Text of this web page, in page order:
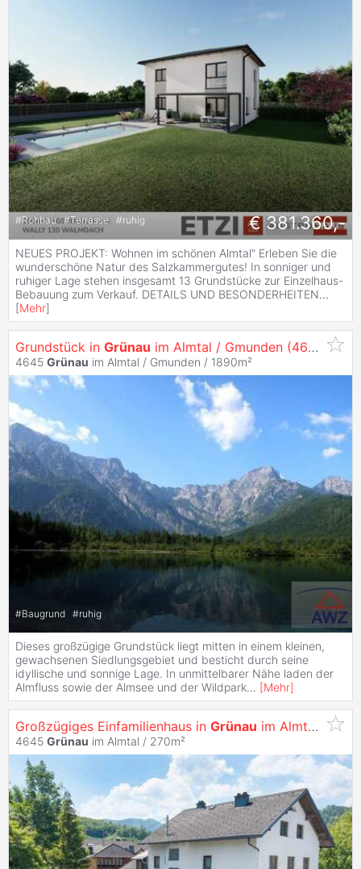
#Rohbau #Terrasse #ruhig € 381.360,-
NEUES PROJEKT: Wohnen im schönen Almtal" Erleben Sie die
wunderschöne Natur des Salzkammergutes! In sonniger und
ruhiger Lage stehen insgesamt 13 Grundstücke zur Einzelhaus-
Bebauung zum Verkauf. DETAILS UND BESONDERHEITEN...
[Mehr]
Grundstück in Grünau im Almtal / Gmunden (4645)
4645 Grünau im Almtal / Gmunden / 1890m²
#Baugrund #ruhig
Dieses großzügige Grundstück liegt mitten in einem kleinen,
gewachsenen Siedlungsgebiet und besticht durch seine
idyllische und sonnige Lage. In unmittelbarer Nähe laden der
Almfluss sowie der Almsee und der Wildpark... [Mehr]
Großzügiges Einfamilienhaus in Grünau im Almtal - viel Potenzial zum Top-Preis!
4645 Grünau im Almtal / 270m²